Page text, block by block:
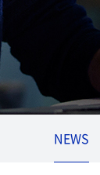
NEWS